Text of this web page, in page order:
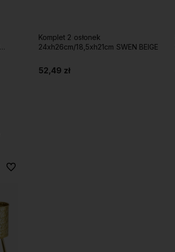
Komplet 2 osłonek
24xh26cm/18,5xh21cm SWEN BEIGE
52,49 zł
Do ulubionych